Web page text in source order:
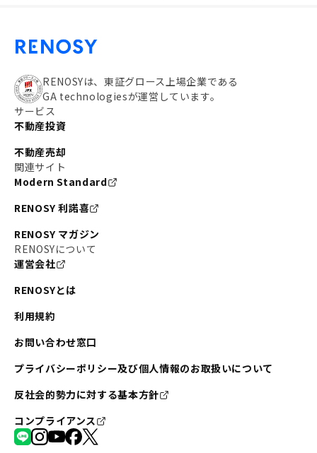
RENOSYは、東証グロース上場企業である
GA technologiesが運営しています。
サービス
不動産投資
不動産売却
関連サイト
Modern Standard
RENOSY 利諾喜
RENOSY マガジン
RENOSYについて
運営会社
RENOSYとは
利用規約
お問い合わせ窓口
プライバシーポリシー及び個人情報のお取扱いについて
反社会的勢力に対する基本方針
コンプライアンス